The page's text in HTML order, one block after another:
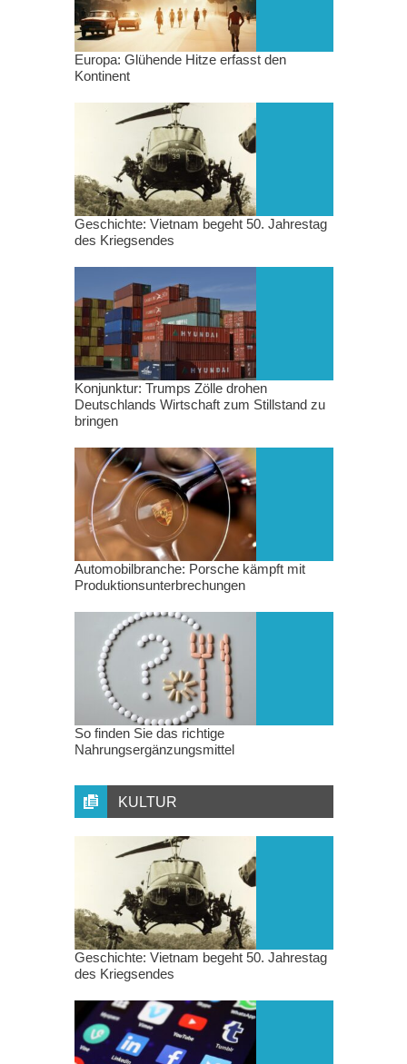
Europa: Glühende Hitze erfasst den
Kontinent
Geschichte: Vietnam begeht 50. Jahrestag
des Kriegsendes
Konjunktur: Trumps Zölle drohen
Deutschlands Wirtschaft zum Stillstand zu
bringen
Automobilbranche: Porsche kämpft mit
Produktionsunterbrechungen
So finden Sie das richtige
Nahrungsergänzungsmittel
KULTUR
Geschichte: Vietnam begeht 50. Jahrestag
des Kriegsendes